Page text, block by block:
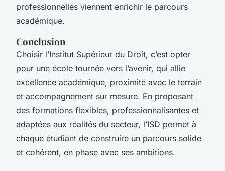
professionnelles viennent enrichir le parcours
académique.
Conclusion
Choisir l’Institut Supérieur du Droit, c’est opter
pour une école tournée vers l’avenir, qui allie
excellence académique, proximité avec le terrain
et accompagnement sur mesure. En proposant
des formations flexibles, professionnalisantes et
adaptées aux réalités du secteur, l’ISD permet à
chaque étudiant de construire un parcours solide
et cohérent, en phase avec ses ambitions.